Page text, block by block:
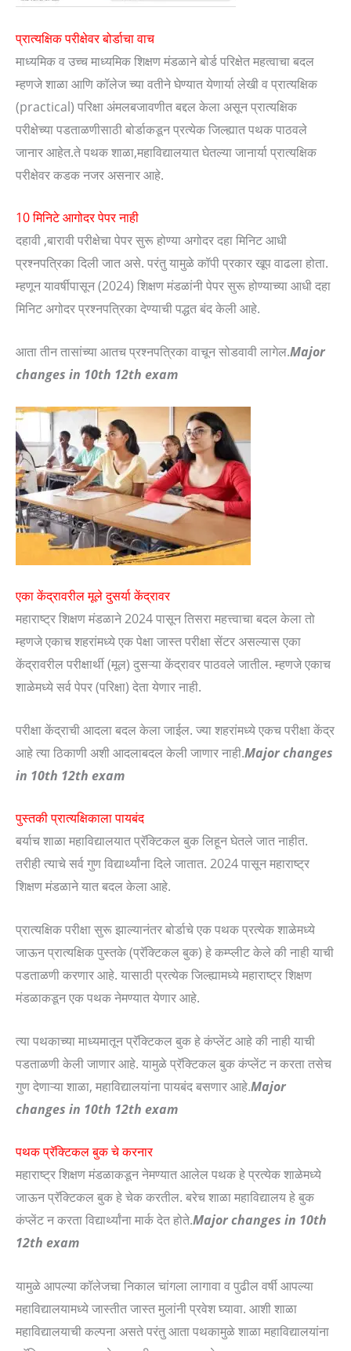
प्रात्यक्षिक परीक्षेवर बोर्डाचा वाच
माध्यमिक व उच्च माध्यमिक शिक्षण मंडळाने बोर्ड परिक्षेत महत्वाचा बदल
म्हणजे शाळा आणि कॉलेज च्या वतीने घेण्यात येणार्या लेखी व प्रात्यक्षिक
(practical) परिक्षा अंमलबजावणीत बद्दल केला असून प्रात्यक्षिक
परीक्षेच्या पडताळणीसाठी बोर्डाकडून प्रत्येक जिल्ह्यात पथक पाठवले
जानार आहेत.ते पथक शाळा,महाविद्यालयात घेतल्या जानार्या प्रात्यक्षिक
परीक्षेवर कडक नजर असनार आहे.
10 मिनिटे आगोदर पेपर नाही
दहावी ,बारावी परीक्षेचा पेपर सुरू होण्या अगोदर दहा मिनिट आधी
प्रश्नपत्रिका दिली जात असे. परंतु यामुळे कॉपी प्रकार खूप वाढला होता.
म्हणून यावर्षीपासून (2024) शिक्षण मंडळांनी पेपर सुरू होण्याच्या आधी दहा
मिनिट अगोदर प्रश्नपत्रिका देण्याची पद्धत बंद केली आहे.
आता तीन तासांच्या आतच प्रश्नपत्रिका वाचून सोडवावी लागेल.Major
changes in 10th 12th exam
एका केंद्रावरील मूले दुसर्या केंद्रावर
महाराष्ट्र शिक्षण मंडळाने 2024 पासून तिसरा महत्त्वाचा बदल केला तो
म्हणजे एकाच शहरांमध्ये एक पेक्षा जास्त परीक्षा सेंटर असल्यास एका
केंद्रावरील परीक्षार्थी (मूल) दुसऱ्या केंद्रावर पाठवले जातील. म्हणजे एकाच
शाळेमध्ये सर्व पेपर (परिक्षा) देता येणार नाही.
परीक्षा केंद्राची आदला बदल केला जाईल. ज्या शहरांमध्ये एकच परीक्षा केंद्र
आहे त्या ठिकाणी अशी आदलाबदल केली जाणार नाही.Major changes
in 10th 12th exam
पुस्तकी प्रात्यक्षिकाला पायबंद
बर्याच शाळा महाविद्यालयात प्रॅक्टिकल बुक लिहून घेतले जात नाहीत.
तरीही त्याचे सर्व गुण विद्यार्थ्यांना दिले जातात. 2024 पासून महाराष्ट्र
शिक्षण मंडळाने यात बदल केला आहे.
प्रात्यक्षिक परीक्षा सुरू झाल्यानंतर बोर्डाचे एक पथक प्रत्येक शाळेमध्ये
जाऊन प्रात्यक्षिक पुस्तके (प्रॅक्टिकल बुक) हे कम्प्लीट केले की नाही याची
पडताळणी करणार आहे. यासाठी प्रत्येक जिल्ह्यामध्ये महाराष्ट्र शिक्षण
मंडळाकडून एक पथक नेमण्यात येणार आहे.
त्या पथकाच्या माध्यमातून प्रॅक्टिकल बुक हे कंप्लेंट आहे की नाही याची
पडताळणी केली जाणार आहे. यामुळे प्रॅक्टिकल बुक कंप्लेंट न करता तसेच
गुण देणाऱ्या शाळा, महाविद्यालयांना पायबंद बसणार आहे.Major
changes in 10th 12th exam
पथक प्रॅक्टिकल बुक चे करनार
महाराष्ट्र शिक्षण मंडळाकडून नेमण्यात आलेल पथक हे प्रत्येक शाळेमध्ये
जाऊन प्रॅक्टिकल बुक हे चेक करतील. बरेच शाळा महाविद्यालय हे बुक
कंप्लेंट न करता विद्यार्थ्यांना मार्क देत होते.Major changes in 10th
12th exam
यामुळे आपल्या कॉलेजचा निकाल चांगला लागावा व पुढील वर्षी आपल्या
महाविद्यालयामध्ये जास्तीत जास्त मुलांनी प्रवेश घ्यावा. आशी शाळा
महाविद्यालयाची कल्पना असते परंतु आता पथकामुळे शाळा महाविद्यालयांना